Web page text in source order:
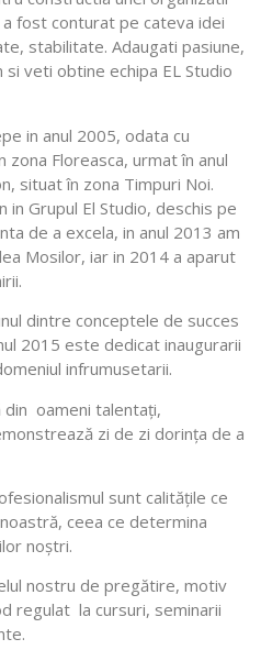
fost conturat pe cateva idei
stabilitate. Adaugati pasiune,
veti obtine echipa EL Studio
in anul 2005, odata cu
zona Floreasca, urmat în anul
situat în zona Timpuri Noi.
in Grupul El Studio, deschis pe
de a excela, in anul 2013 am
Mosilor, iar in 2014 a aparut
dintre conceptele de succes
2015 este dedicat inaugurarii
infrumusetarii.
oameni talentaţi,
zi de zi dorinţa de a
sunt calităţile ce
ceea ce determina
noştri.
nostru de pregătire, motiv
regulat la cursuri, seminarii